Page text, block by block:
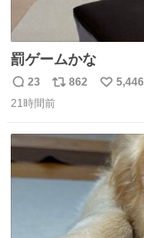
罰ゲームかな
返
信
23
リ
ポ
ト
数
862
い
5,446
21時間前